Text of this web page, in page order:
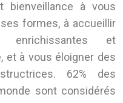
bienveillance à vous
formes, à accueillir
enrichissantes et
et à vous éloigner des
62% des
sont considérés